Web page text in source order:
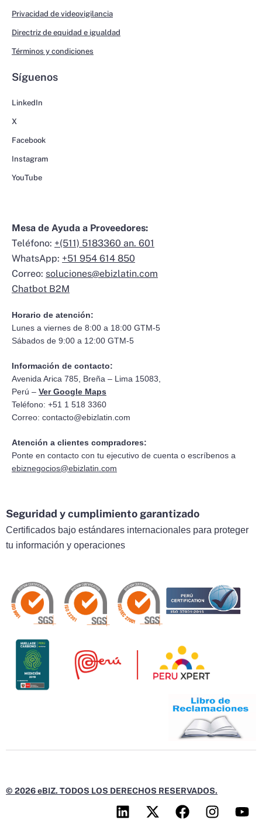
Privacidad de videovigilancia
Directriz de equidad e igualdad
Términos y condiciones
Síguenos
LinkedIn
X
Facebook
Instagram
YouTube
Mesa de Ayuda a Proveedores:
Teléfono: +(511) 5183360 an. 601
WhatsApp: +51 954 614 850
Correo: soluciones@ebizlatin.com
Chatbot B2M
Horario de atención:
Lunes a viernes de 8:00 a 18:00 GTM-5
Sábados de 9:00 a 12:00 GTM-5
Información de contacto:
Avenida Arica 785, Breña – Lima 15083,
Perú – Ver Google Maps
Teléfono: +51 1 518 3360
Correo: contacto@ebizlatin.com
Atención a clientes compradores:
Ponte en contacto con tu ejecutivo de cuenta o escríbenos a
ebiznegocios@ebizlatin.com
Seguridad y cumplimiento garantizado
Certificados bajo estándares internacionales para proteger
tu información y operaciones
© 2026 eBIZ. TODOS LOS DERECHOS RESERVADOS.
L
i
X
-
F
a
I
n
Y
o